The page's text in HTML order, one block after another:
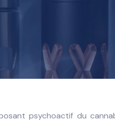
psychoactif du